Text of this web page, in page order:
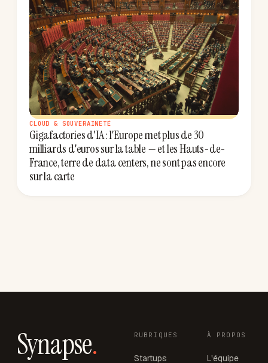
CLOUD & SOUVERAINETÉ
Gigafactories d'IA : l'Europe met plus de 30
milliards d'euros sur la table — et les Hauts-de-
France, terre de data centers, ne sont pas encore
sur la carte
Synapse. RUBRIQUES
Startups
À PROPOS
L'équipe